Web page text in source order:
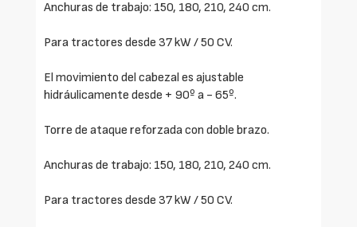
Anchuras de trabajo: 150, 180, 210, 240 cm.
Para tractores desde 37 kW / 50 CV.
El movimiento del cabezal es ajustable
hidráulicamente desde + 90º a - 65º.
Torre de ataque reforzada con doble brazo.
Anchuras de trabajo: 150, 180, 210, 240 cm.
Para tractores desde 37 kW / 50 CV.